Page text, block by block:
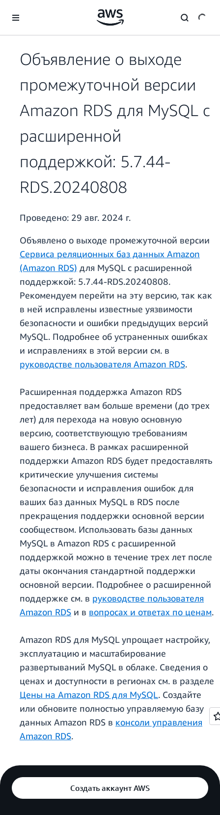
Перейти к главному контенту
Объявление о выходе
промежуточной версии
Amazon RDS для MySQL с
расширенной
поддержкой: 5.7.44-
RDS.20240808
Проведено: 29 авг. 2024 г.
Объявлено о выходе промежуточной версии
Сервиса реляционных баз данных Amazon
(Amazon RDS) для MySQL с расширенной
поддержкой: 5.7.44-RDS.20240808.
Рекомендуем перейти на эту версию, так как
в ней исправлены известные уязвимости
безопасности и ошибки предыдущих версий
MySQL. Подробнее об устраненных ошибках
и исправлениях в этой версии см. в
руководстве пользователя Amazon RDS.
Расширенная поддержка Amazon RDS
предоставляет вам больше времени (до трех
лет) для перехода на новую основную
версию, соответствующую требованиям
вашего бизнеса. В рамках расширенной
поддержки Amazon RDS будет предоставлять
критические улучшения системы
безопасности и исправления ошибок для
ваших баз данных MySQL в RDS после
прекращения поддержки основной версии
сообществом. Использовать базы данных
MySQL в Amazon RDS с расширенной
поддержкой можно в течение трех лет после
даты окончания стандартной поддержки
основной версии. Подробнее о расширенной
поддержке см. в руководстве пользователя
Amazon RDS и в вопросах и ответах по ценам.
Amazon RDS для MySQL упрощает настройку,
эксплуатацию и масштабирование
развертываний MySQL в облаке. Сведения о
ценах и доступности в регионах см. в разделе
Цены на Amazon RDS для MySQL. Создайте
или обновите полностью управляемую базу
данных Amazon RDS в консоли управления
Amazon RDS.
Создать аккаунт AWS